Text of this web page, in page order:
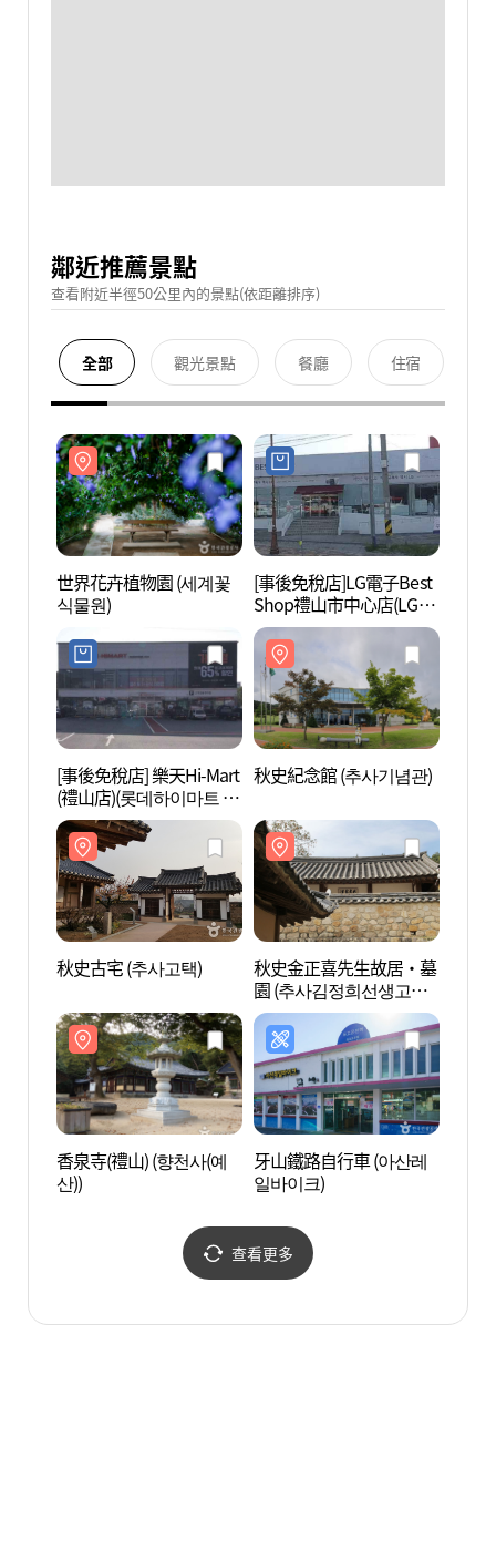
鄰近推薦景點
查看附近半徑50公里內的景點(依距離排序)
全部 觀光景點 餐廳 住宿
世界花卉植物園 (세계꽃
식물원)
[事後免稅店]LG電子Best
Shop禮山市中心店(LG전
자 베스트샵 예산시티점)
[事後免稅店] 樂天Hi-Mart
(禮山店)(롯데하이마트 예
산점)
秋史紀念館 (추사기념관)
秋史古宅 (추사고택)
秋史金正喜先生故居‧墓
園 (추사김정희선생고택
·묘)
香泉寺(禮山) (향천사(예
산))
牙山鐵路自行車 (아산레
일바이크)
查看更多